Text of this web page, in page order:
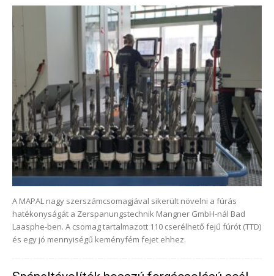
A MAPAL nagy szerszámcsomagjával sikerült növelni a fúrás
hatékonyságát a Zerspanungstechnik Mangner GmbH-nál Bad
Laasphe-ben. A csomag tartalmazott 110 cserélhető fejű fúrót (TTD)
és egy jó mennyiségű keményfém fejet ehhez.